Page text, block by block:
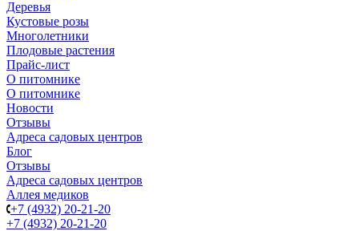
Деревья
Кустовые розы
Многолетники
Плодовые растения
Прайс-лист
О питомнике
О питомнике
Новости
Отзывы
Адреса садовых центров
Блог
Отзывы
Адреса садовых центров
Аллея медиков
+7 (4932) 20-21-20
+7 (4932) 20-21-20